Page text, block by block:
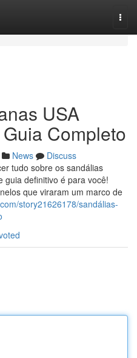
USA
Completo
News
Discuss
tudo sobre os sandálias
guia definitivo é para você!
que viraram um marco de
story21626178/sandálias-